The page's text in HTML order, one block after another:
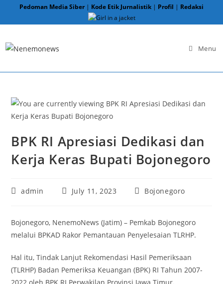
Pedoman Media Siber| Kode Etik Jurnalistik | Profil | Redaksi
Menu
BPK RI Apresiasi Dedikasi dan
Kerja Keras Bupati Bojonegoro
Postadmin
PostJuly 11, 2023
PostBojonegoro
Bojonegoro, NenemoNews (Jatim) – Pemkab Bojonegoro
melalui BPKAD Rakor Pemantauan Penyelesaian TLRHP.
Hal itu, Tindak Lanjut Rekomendasi Hasil Pemeriksaan
(TLRHP) Badan Pemeriksa Keuangan (BPK) RI Tahun 2007-